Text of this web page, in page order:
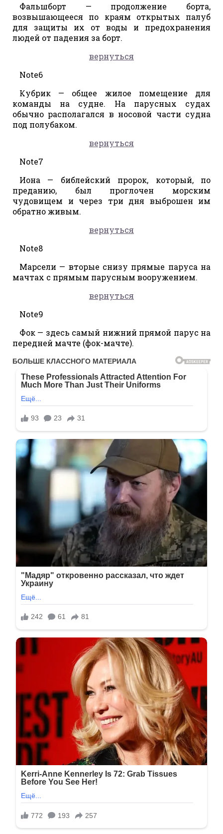
Фальшборт — продолжение борта,
возвышающееся по краям открытых палуб
для защиты их от воды и предохранения
людей от падения за борт.
вернуться
Note6
Кубрик — общее жилое помещение для
команды на судне. На парусных судах
обычно располагался в носовой части судна
под полубаком.
вернуться
Note7
Иона — библейский пророк, который, по
преданию, был проглочен морским
чудовищем и через три дня выброшен им
обратно живым.
вернуться
Note8
Марсели — вторые снизу прямые паруса на
мачтах с прямым парусным вооружением.
вернуться
Note9
Фок — здесь самый нижний прямой парус на
передней мачте (фок-мачте).